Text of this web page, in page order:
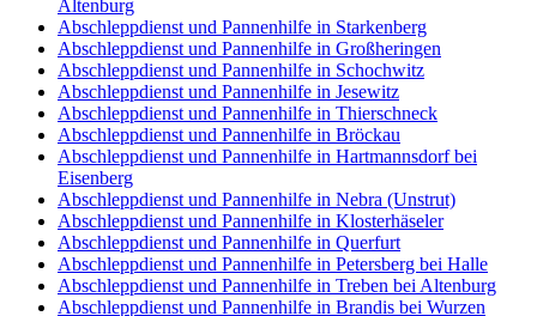
Altenburg
Abschleppdienst und Pannenhilfe in Starkenberg
Abschleppdienst und Pannenhilfe in Großheringen
Abschleppdienst und Pannenhilfe in Schochwitz
Abschleppdienst und Pannenhilfe in Jesewitz
Abschleppdienst und Pannenhilfe in Thierschneck
Abschleppdienst und Pannenhilfe in Bröckau
Abschleppdienst und Pannenhilfe in Hartmannsdorf bei
Eisenberg
Abschleppdienst und Pannenhilfe in Nebra (Unstrut)
Abschleppdienst und Pannenhilfe in Klosterhäseler
Abschleppdienst und Pannenhilfe in Querfurt
Abschleppdienst und Pannenhilfe in Petersberg bei Halle
Abschleppdienst und Pannenhilfe in Treben bei Altenburg
Abschleppdienst und Pannenhilfe in Brandis bei Wurzen